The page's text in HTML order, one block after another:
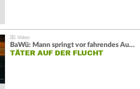
BaWü: Mann springt vor fahrendes Auto und schießt
TÄTER AUF DER FLUCHT